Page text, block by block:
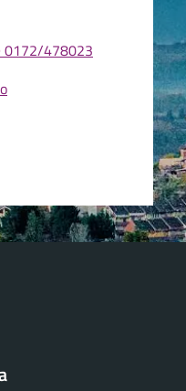
0172/478023